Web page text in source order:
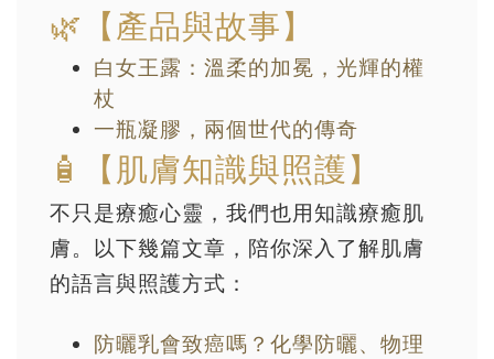
🌿【產品與故事】
白女王露：溫柔的加冕，光輝的權
杖
一瓶凝膠，兩個世代的傳奇
🧴【肌膚知識與照護】
不只是療癒心靈，我們也用知識療癒肌
膚。以下幾篇文章，陪你深入了解肌膚
的語言與照護方式：
防曬乳會致癌嗎？化學防曬、物理